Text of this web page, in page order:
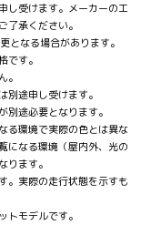
し受けます。メーカーの工
了承ください。
なる場合があります。
です。
。
途申し受けます。
途必要となります。
る環境で実際の色とは異な
になる環境（屋内外、光の
ります。
。実際の走行状態を示すも
モデルです。